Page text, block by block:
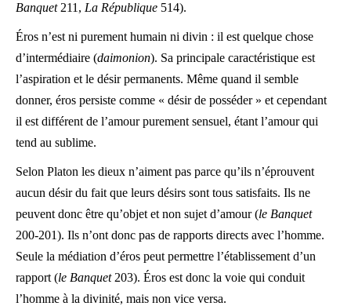
Banquet 211, La République 514).
Éros n’est ni purement humain ni divin : il est quelque chose
d’intermédiaire (daimonion). Sa principale caractéristique est
l’aspiration et le désir permanents. Même quand il semble
donner, éros persiste comme « désir de posséder » et cependant
il est différent de l’amour purement sensuel, étant l’amour qui
tend au sublime.
Selon Platon les dieux n’aiment pas parce qu’ils n’éprouvent
aucun désir du fait que leurs désirs sont tous satisfaits. Ils ne
peuvent donc être qu’objet et non sujet d’amour (le Banquet
200-201). Ils n’ont donc pas de rapports directs avec l’homme.
Seule la médiation d’éros peut permettre l’établissement d’un
rapport (le Banquet 203). Éros est donc la voie qui conduit
l’homme à la divinité, mais non vice versa.